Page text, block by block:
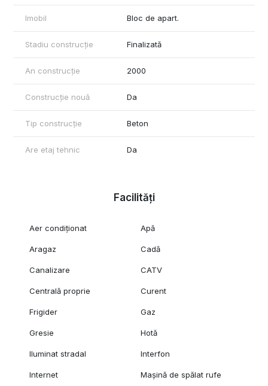
Imobil Bloc de apart.
Stadiu construcție Finalizată
An construcție 2000
Construcție nouă Da
Tip construcție Beton
Are etaj tehnic Da
Facilități
Aer condiționat Apă
Aragaz Cadă
Canalizare CATV
Centrală proprie Curent
Frigider Gaz
Gresie Hotă
Iluminat stradal Interfon
Internet Mașină de spălat rufe